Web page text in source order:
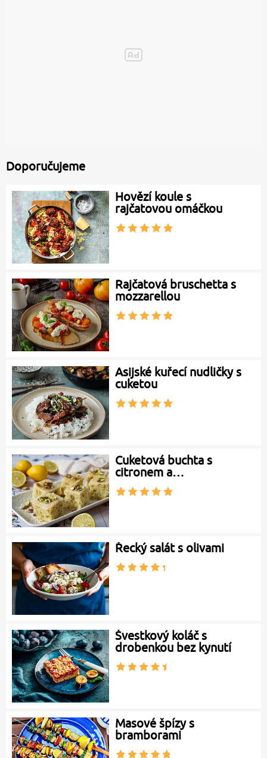
Doporučujeme
Hovězí koule s
rajčatovou omáčkou
Rajčatová bruschetta s
mozzarellou
Asijské kuřecí nudličky s
cuketou
Cuketová buchta s
citronem a…
Řecký salát s olivami
Švestkový koláč s
drobenkou bez kynutí
Masové špízy s
bramborami